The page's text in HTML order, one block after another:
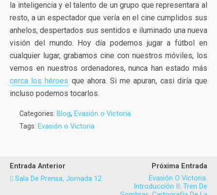
la inteligencia y el talento de un grupo que representara al
resto, a un espectador que vería en el cine cumplidos sus
anhelos, despertados sus sentidos e iluminado una nueva
visión del mundo. Hoy día podemos jugar a fútbol en
cualquier lugar, grabamos cine con nuestros móviles, los
vemos en nuestros ordenadores, nunca han estado más
cerca los héroes que ahora. Si me apuran, casi diría que
incluso podemos tocarlos.
Categories: Blog, Evasión o Victoria
Tags: Evasión o Victoria
Entrada Anterior
Sala De Prensa, Jornada 12
Próxima Entrada
Evasión O Victoria.
Introducción II: Tren De